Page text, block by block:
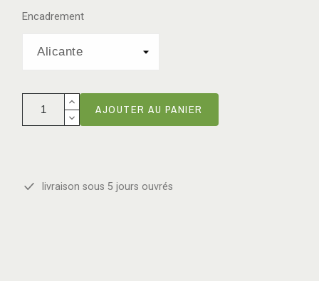
Encadrement
AJOUTER AU PANIER
livraison sous 5 jours ouvrés